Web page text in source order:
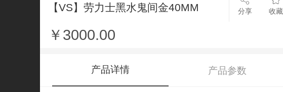
【VS】劳力士黑水鬼间金40MM 分享 收藏
￥3000.00
产品详情 产品参数